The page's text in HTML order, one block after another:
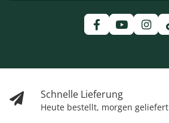
Schnelle Lieferung
Heute bestellt, morgen geliefert